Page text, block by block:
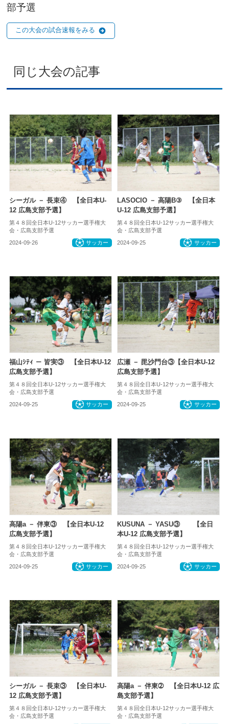
部予選
この大会の試合速報をみる
同じ大会の記事
シーガル － 長束④ 【全日本U-
12 広島支部予選】
第４８回全日本U-12サッカー選手権大
会・広島支部予選
2024-09-26 サッカー
LASOCIO － 高陽B③ 【全日本
U-12 広島支部予選】
第４８回全日本U-12サッカー選手権大
会・広島支部予選
2024-09-25 サッカー
福山ｼﾃｨ － 皆実③ 【全日本U-12
広島支部予選】
第４８回全日本U-12サッカー選手権大
会・広島支部予選
2024-09-25 サッカー
広瀬 － 毘沙門台③【全日本U-12
広島支部予選】
第４８回全日本U-12サッカー選手権大
会・広島支部予選
2024-09-25 サッカー
高陽a － 伴東③ 【全日本U-12
広島支部予選】
第４８回全日本U-12サッカー選手権大
会・広島支部予選
2024-09-25 サッカー
KUSUNA － YASU③ 【全日
本U-12 広島支部予選】
第４８回全日本U-12サッカー選手権大
会・広島支部予選
2024-09-25 サッカー
シーガル － 長束③ 【全日本U-
12 広島支部予選】
第４８回全日本U-12サッカー選手権大
会・広島支部予選
高陽a － 伴東➁ 【全日本U-12 広
島支部予選】
第４８回全日本U-12サッカー選手権大
会・広島支部予選